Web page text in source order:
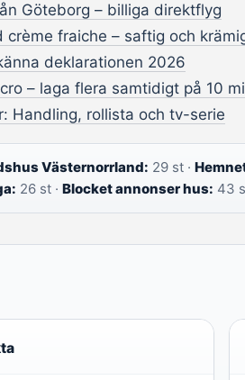
Göteborg – billiga direktflyg
crème fraiche – saftig och
deklarationen 2026
– laga flera samtidigt på 10
Handling, rollista och tv-serie
Västernorrland: 29 st ·
26 st · Blocket annonser hus: 43